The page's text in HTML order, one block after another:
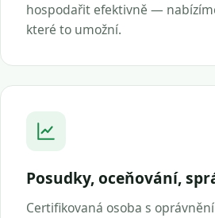
hospodařit efektivně —
které to umožní.
Posudky, oceňování,
Certifikovaná osoba s